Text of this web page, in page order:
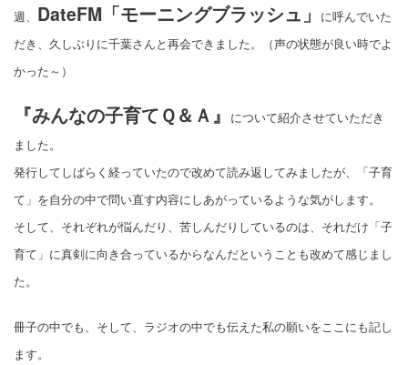
週、 DateFM「モーニングブラッシュ」
に呼んでいた
だき、久しぶりに千葉さんと再会できました。（声の状態が良い時でよ
かった～）
『みんなの子育てＱ＆Ａ』
について紹介させていただき
ました。
発行してしばらく経っていたので改めて読み返してみましたが、「子育
て」を自分の中で問い直す内容にしあがっているような気がします。
そして、それぞれが悩んだり、苦しんだりしているのは、それだけ「子
育て」に真剣に向き合っているからなんだということも改めて感じまし
た。
冊子の中でも、そして、ラジオの中でも伝えた私の願いをここにも記し
ます。